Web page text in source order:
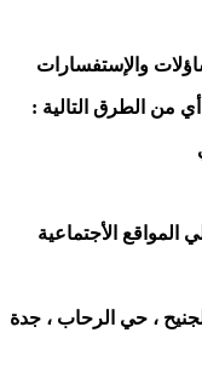
والإستفسارات
من الطرق التالية :
المواقع الأجتماعية
، حي الرحاب ، جدة